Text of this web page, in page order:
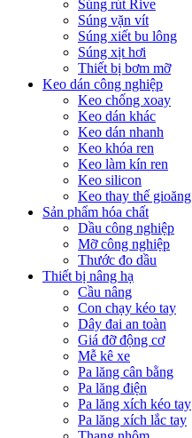
Súng rút Rive
Súng vặn vít
Súng xiết bu lông
Súng xịt hơi
Thiết bị bơm mỡ
Keo dán công nghiệp
Keo chống xoay
Keo dán khác
Keo dán nhanh
Keo khóa ren
Keo làm kín ren
Keo silicon
Keo thay thế gioăng
Sản phẩm hóa chất
Dầu công nghiệp
Mỡ công nghiệp
Thước đo dầu
Thiết bị nâng hạ
Cầu nâng
Con chạy kéo tay
Dây đai an toàn
Giá đỡ động cơ
Mễ kê xe
Pa lăng cân bằng
Pa lăng điện
Pa lăng xích kéo tay
Pa lăng xích lắc tay